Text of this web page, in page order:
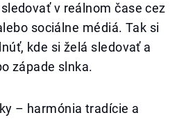
v reálnom čase cez
sociálne médiá. Tak si
kde si želá sledovať a
západe slnka.
– harmónia tradície a